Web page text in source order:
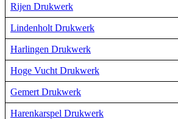
Rijen Drukwerk
Lindenholt Drukwerk
Harlingen Drukwerk
Hoge Vucht Drukwerk
Gemert Drukwerk
Harenkarspel Drukwerk